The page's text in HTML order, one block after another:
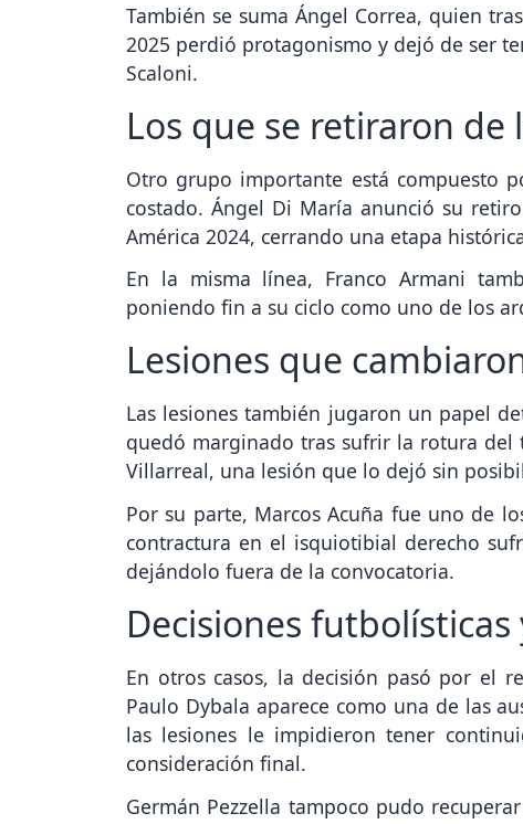
También se suma Ángel Correa, quien
2025 perdió protagonismo y dejó de ser
Scaloni.
Los que se retiraron de
Otro grupo importante está compuesto
costado. Ángel Di María anunció su
América 2024, cerrando una etapa
En la misma línea, Franco Armani
poniendo fin a su ciclo como uno de los
Lesiones que
Las lesiones también jugaron un papel
quedó marginado tras sufrir la rotura
Villarreal, una lesión que lo dejó sin
Por su parte, Marcos Acuña fue uno de
contractura en el isquiotibial derecho
dejándolo fuera de la convocatoria.
Decisiones
En otros casos, la decisión pasó por el
Paulo Dybala aparece como una de las
las lesiones le impidieron tener
consideración final.
Germán Pezzella tampoco pudo